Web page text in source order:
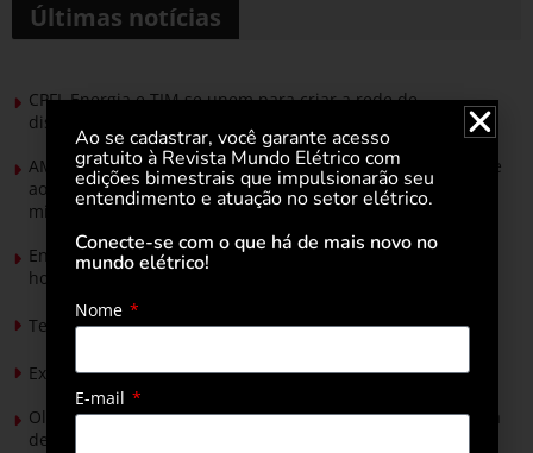
Últimas notícias
CPFL Energia e TIM se unem para criar a rede de
distribuição do futuro com tecnologia privativa
AMIG Brasil convida pré-candidatos ao Governo de Minas e
ao Senado para discutir propostas para os municípios
mineradores e afetados
Energia solar permitirá ampliar em 25% a produção de
hortaliças em projeto social no Tocantins
Tendências de Iluminação em 2026
Expansão da energia solar no Brasil
Olimpíada Nacional de Eficiência Energética alcança marca
de 50 mil inscritos
Ao se cadastrar, você garante acesso
gratuito à Revista Mundo Elétrico com
edições bimestrais que impulsionarão seu
entendimento e atuação no setor elétrico.
Conecte-se com o que há de mais novo no
mundo elétrico!
Nome
E-mail